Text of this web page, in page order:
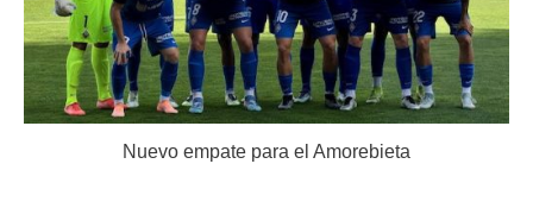
Nuevo empate para el Amorebieta